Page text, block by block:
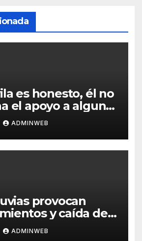
es honesto, él no
el apoyo a alguna
por una
ADMINWEB
provocan
y caída de
daños graves en
ADMINWEB